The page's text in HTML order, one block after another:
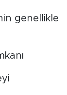
genellikle